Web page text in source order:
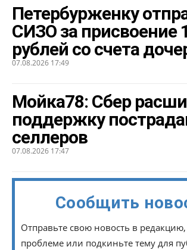
Петербурженку
СИЗО за присвоение
рублей со счета
07.08.2026 17:49
Мойка78: Сбер
поддержку
селлеров
07.08.2026 17:47
Сообщить
Отправьте свою новость в редакцию,
проблеме или подкиньте тему для